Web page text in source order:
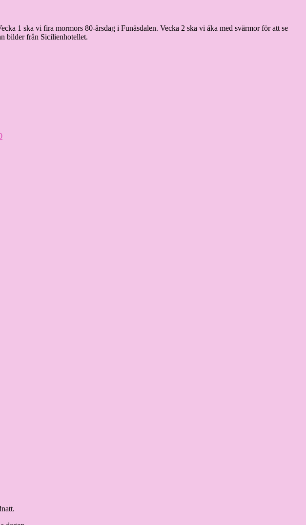
1 ska vi fira mormors 80-årsdag i Funäsdalen. Vecka 2 ska vi åka med svärmor för att se
bilder från Sicilienhotellet.